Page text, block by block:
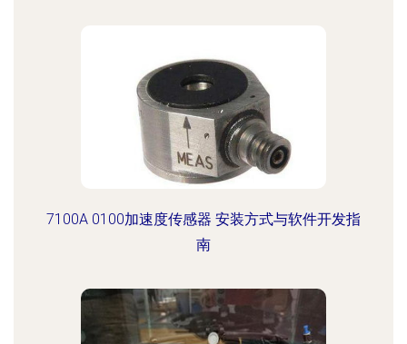
7100A 0100加速度传感器 安装方式与软件开发指
南